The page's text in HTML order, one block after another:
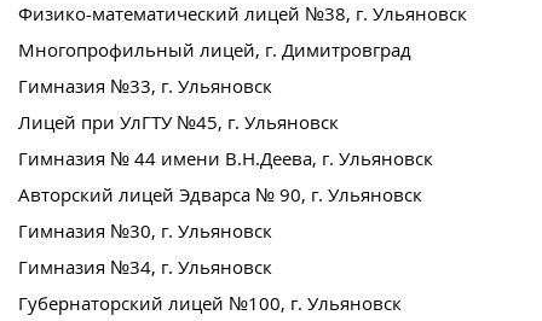
Физико-математический лицей №38, г. Ульяновск
Многопрофильный лицей, г. Димитровград
Гимназия №33, г. Ульяновск
Лицей при УлГТУ №45, г. Ульяновск
Гимназия № 44 имени В.Н.Деева, г. Ульяновск
Авторский лицей Эдварса № 90, г. Ульяновск
Гимназия №30, г. Ульяновск
Гимназия №34, г. Ульяновск
Губернаторский лицей №100, г. Ульяновск